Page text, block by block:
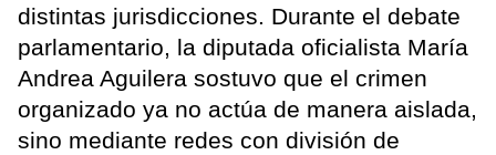
distintas jurisdicciones. Durante el debate
parlamentario, la diputada oficialista María
Andrea Aguilera sostuvo que el crimen
organizado ya no actúa de manera aislada,
sino mediante redes con división de